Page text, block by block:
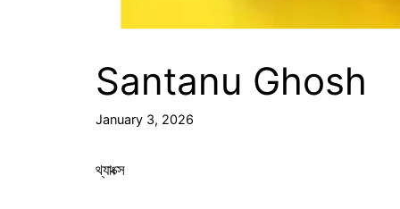
Santanu Ghosh
January 3, 2026
থ্যাংক্স